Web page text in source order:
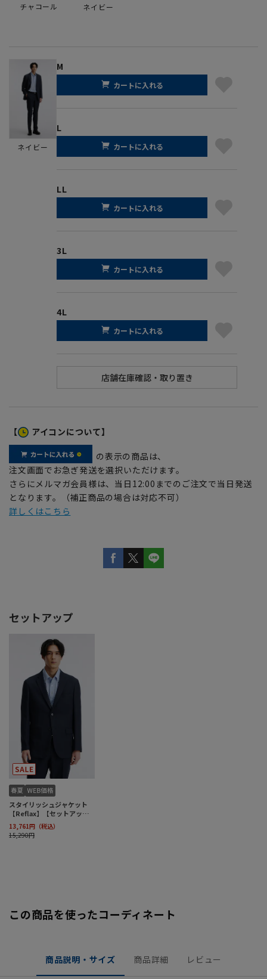
チャコール ネイビー
ネイビー
M
カートに入れる
L
カートに入れる
LL
カートに入れる
3L
カートに入れる
4L
カートに入れる
【 アイコンについて】
の表示の商品は、
注文画面でお急ぎ発送を選択いただけます。
さらにメルマガ会員様は、当日12:00までのご注文で当日発送
となります。（補正商品の場合は対応不可）
詳しくはこちら
この商品を使ったコーディネート
商品説明・サイズ 商品詳細 レビュー